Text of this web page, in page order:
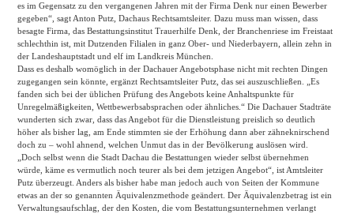
es im Gegensatz zu den vergangenen Jahren mit der Firma Denk nur einen Bewerber
gegeben“, sagt Anton Putz, Dachaus Rechtsamtsleiter. Dazu muss man wissen, dass
besagte Firma, das Bestattungsinstitut Trauerhilfe Denk, der Branchenriese im Freistaat
schlechthin ist, mit Dutzenden Filialen in ganz Ober- und Niederbayern, allein zehn in
der Landeshauptstadt und elf im Landkreis München.
Dass es deshalb womöglich in der Dachauer Angebotsphase nicht mit rechten Dingen
zugegangen sein könnte, ergänzt Rechtsamtsleiter Putz, das sei auszuschließen. „Es
fanden sich bei der üblichen Prüfung des Angebots keine Anhaltspunkte für
Unregelmäßigkeiten, Wettbewerbsabsprachen oder ähnliches.“ Die Dachauer Stadträte
wunderten sich zwar, dass das Angebot für die Dienstleistung preislich so deutlich
höher als bisher lag, am Ende stimmten sie der Erhöhung dann aber zähneknirschend
doch zu – wohl ahnend, welchen Unmut das in der Bevölkerung auslösen wird.
„Doch selbst wenn die Stadt Dachau die Bestattungen wieder selbst übernehmen
würde, käme es vermutlich noch teurer als bei dem jetzigen Angebot“, ist Amtsleiter
Putz überzeugt. Anders als bisher habe man jedoch auch von Seiten der Kommune
etwas an der so genannten Äquivalenzmethode geändert. Der Äquivalenzbetrag ist ein
Verwaltungsaufschlag, der den Kosten, die vom Bestattungsunternehmen verlangt